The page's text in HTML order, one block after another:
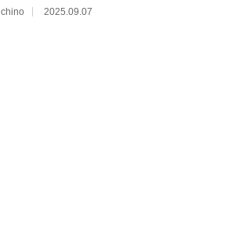
chino 2025.09.07